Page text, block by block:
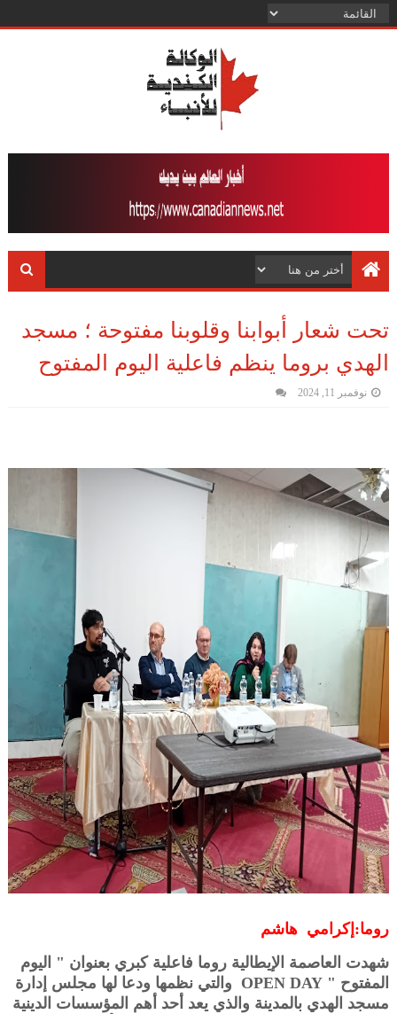
تحت شعار أبوابنا وقلوبنا مفتوحة ؛ مسجد
الهدي بروما ينظم فاعلية اليوم المفتوح
نوفمبر 11, 2024
روما:إكرامي هاشم
شهدت العاصمة الإيطالية روما فاعلية كبري بعنوان " اليوم
المفتوح " OPEN DAY والتي نظمها ودعا لها مجلس إدارة
مسجد الهدي بالمدينة والذي يعد أحد أهم المؤسسات الدينية